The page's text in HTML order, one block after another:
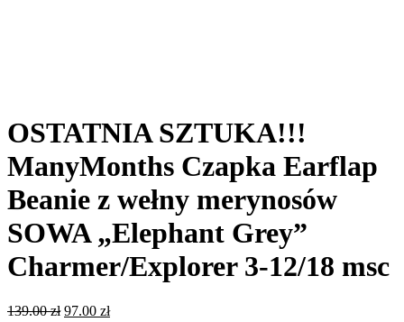
OSTATNIA SZTUKA!!!
ManyMonths Czapka Earflap
Beanie z wełny merynosów
SOWA „Elephant Grey”
Charmer/Explorer 3-12/18 msc
139.00zł Pierwotna
97.00 złAktualna